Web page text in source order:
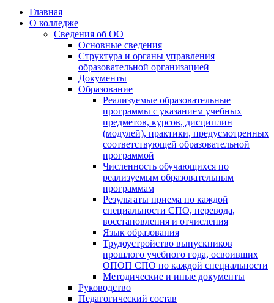
Главная
О колледже
Сведения об ОО
Основные сведения
Структура и органы управления
образовательной организацией
Документы
Образование
Реализуемые образовательные
программы с указанием учебных
предметов, курсов, дисциплин
(модулей), практики, предусмотренных
соответствующей образовательной
программой
Численность обучающихся по
реализуемым образовательным
программам
Результаты приема по каждой
специальности СПО, перевода,
восстановления и отчисления
Язык образования
Трудоустройство выпускников
прошлого учебного года, освоивших
ОПОП СПО по каждой специальности
Методические и иные документы
Руководство
Педагогический состав